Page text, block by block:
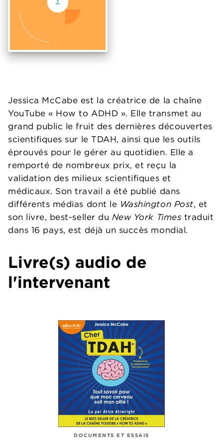
Jessica McCabe est la créatrice de la chaîne
YouTube « How to ADHD ». Elle transmet au
grand public le fruit des dernières découvertes
scientifiques sur le TDAH, ainsi que les outils
éprouvés pour le gérer au quotidien. Elle a
remporté de nombreux prix, et reçu la
validation des milieux scientifiques et
médicaux. Son travail a été publié dans
différents médias dont le Washington Post, et
son livre, best-seller du New York Times traduit
dans 16 pays, est déjà un succès mondial.
Livre(s) audio de
l'intervenant
DOCUMENTS ET ESSAIS